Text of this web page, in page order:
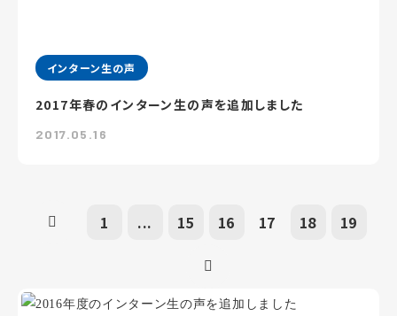
インターン生の声
2017年春のインターン生の声を追加しました
2017.05.16
1 ... 15 16 17 18 19